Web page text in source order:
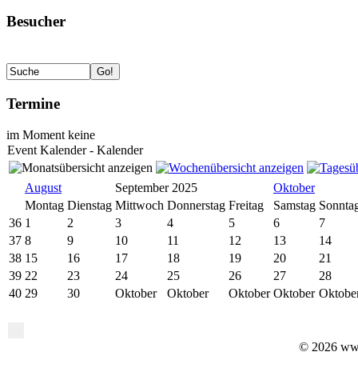
Besucher
Termine
im Moment keine
Event Kalender - Kalender
August September 2025
Oktober
Montag Dienstag Mittwoch Donnerstag Freitag Samstag
36 1 2 3 4 5 6
7
37 8 9 10 11 12 13
14
38 15 16 17 18 19 20
21
39 22 23 24 25 26 27
28
40 29 30 Oktober Oktober Oktober Oktober
© 2026